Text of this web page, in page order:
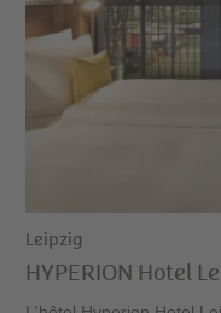
Leipzig
HYPERION Hotel